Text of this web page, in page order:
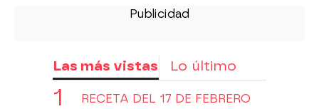
Las más vistas Lo último
RECETA DEL 17 DE FEBRERO